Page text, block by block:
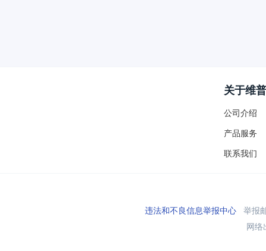
关于维普
公司介绍
产品服务
联系我们
违法和不良信息举报中心举报
网